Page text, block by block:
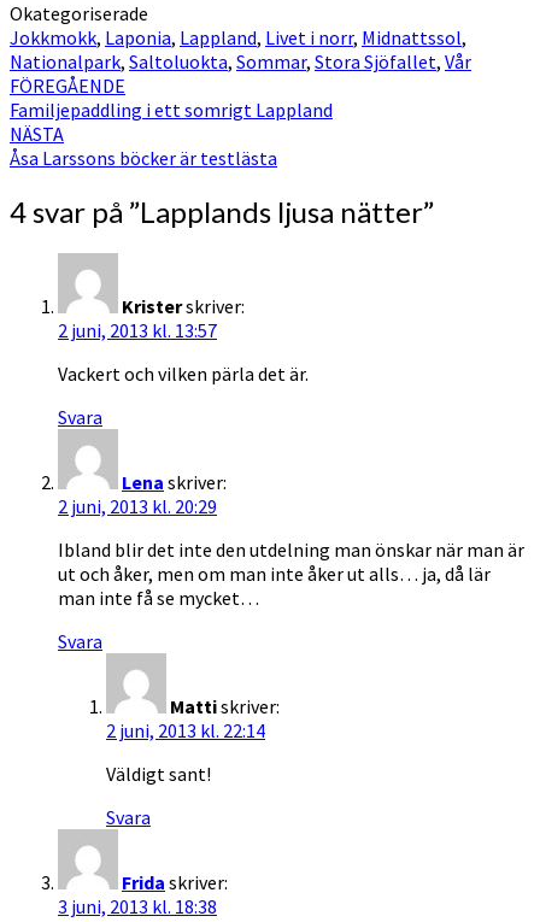
Okategoriserade
Jokkmokk, Laponia, Lappland, Livet i norr, Midnattssol,
Nationalpark, Saltoluokta, Sommar, Stora Sjöfallet, Vår
Inläggsnavigering
FÖREGÅENDE
Familjepaddling i ett somrigt Lappland
NÄSTA
Åsa Larssons böcker är testlästa
4 svar på ”Lapplands ljusa nätter”
Kristerskriver:
2 juni, 2013 kl. 13:57
Vackert och vilken pärla det är.
Svara
Lena skriver:
2 juni, 2013 kl. 20:29
Ibland blir det inte den utdelning man önskar när man är
ut och åker, men om man inte åker ut alls… ja, då lär
man inte få se mycket…
Svara
Mattiskriver:
2 juni, 2013 kl. 22:14
Väldigt sant!
Svara
Frida skriver:
3 juni, 2013 kl. 18:38